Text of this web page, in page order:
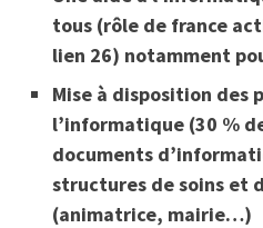
tous (rôle de france
lien 26) notamment
Mise à disposition des
l’informatique (30 %
documents
structures de soins et
(animatrice, mairie…)